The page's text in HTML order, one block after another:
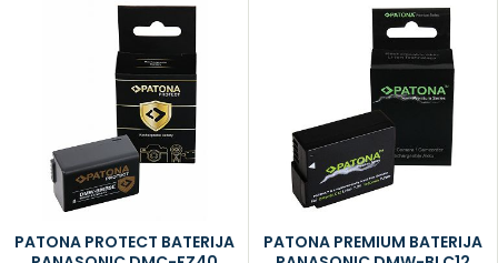
PATONA PROTECT BATERIJA
PATONA PREMIUM BATERIJA